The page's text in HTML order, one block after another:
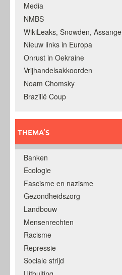
Media
NMBS
WikiLeaks, Snowden, Assange
Nieuw links in Europa
Onrust in Oekraine
Vrijhandelsakkoorden
Noam Chomsky
Brazilië Coup
THEMA’S
Banken
Ecologie
Fascisme en nazisme
Gezondheidszorg
Landbouw
Mensenrechten
Racisme
Repressie
Sociale strijd